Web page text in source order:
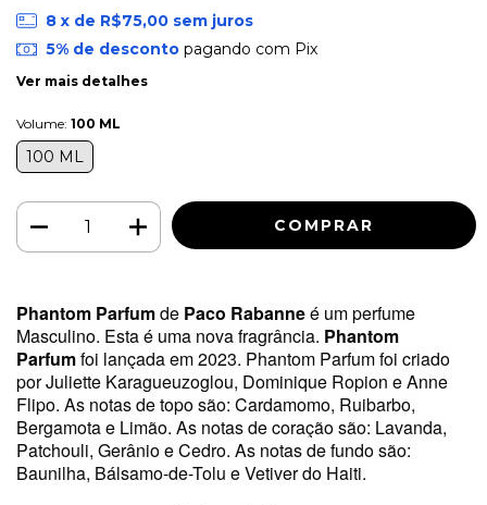
8 x de R$75,00 sem juros
5% de descontopagando com Pix
Ver mais detalhes
Volume: 100 ML
100 ML
Phantom Parfumde Paco Rabanneé um perfume
Masculino. Esta é uma nova fragrância. Phantom
Parfumfoi lançada em 2023. Phantom Parfum foi criado
por Juliette Karagueuzoglou, Dominique Ropion e Anne
Flipo. As notas de topo são: Cardamomo, Ruibarbo,
Bergamota e Limão. As notas de coração são: Lavanda,
Patchouli, Gerânio e Cedro. As notas de fundo são:
Baunilha, Bálsamo-de-Tolu e Vetiver do Haiti.